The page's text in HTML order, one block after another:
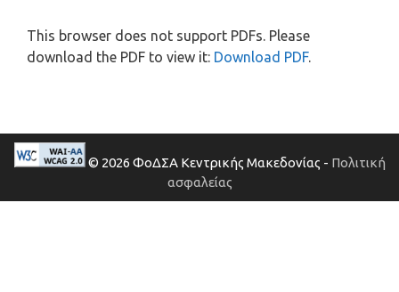
This browser does not support PDFs. Please
download the PDF to view it: Download PDF.
© 2026 ΦοΔΣΑ Κεντρικής Μακεδονίας - Πολιτική
ασφαλείας